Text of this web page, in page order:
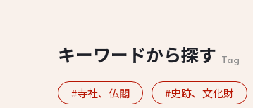
キーワードから探す Tag
寺社、仏閣 史跡、文化財